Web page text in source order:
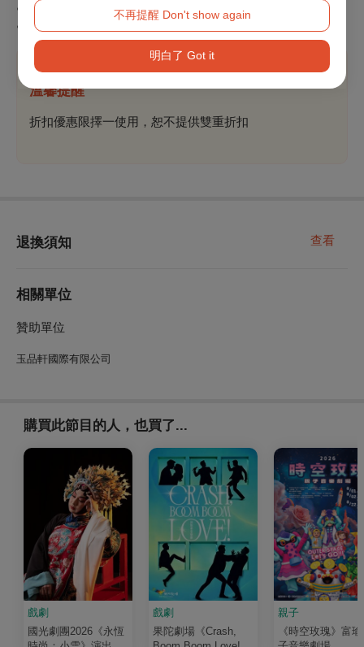
不再提醒 Don't show again
明白了 Got it
●國泰世華、永豐銀行、台新游藝卡
●兩廳院會員
溫馨提醒
折扣優惠限擇一使用，恕不提供雙重折扣
退換須知 查看
相關單位
贊助單位
玉品軒國際有限公司
購買此節目的人，也買了...
戲劇
國光劇團2026《永恆
戲劇
果陀劇場《Crash,
親子
《時空玫瑰》富